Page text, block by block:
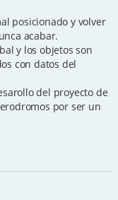
posicionado y volver
acabar.
y los objetos son
con datos del
del proyecto de
por ser un